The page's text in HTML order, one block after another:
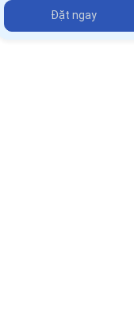
Đặt ngay